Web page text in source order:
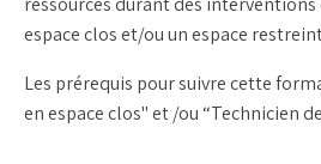
espace clos et/ou un espace
Les prérequis pour suivre cette
en espace clos" et /ou “Technicien